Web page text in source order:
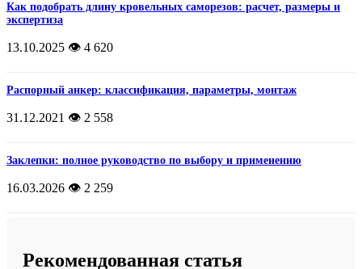
Как подобрать длину кровельных саморезов: расчет, размеры и
экспертиза
13.10.2025 👁️ 4 620
Распорный анкер: классификация, параметры, монтаж
31.12.2021 👁️ 2 558
Заклепки: полное руководство по выбору и применению
16.03.2026 👁️ 2 259
Рекомендованная статья